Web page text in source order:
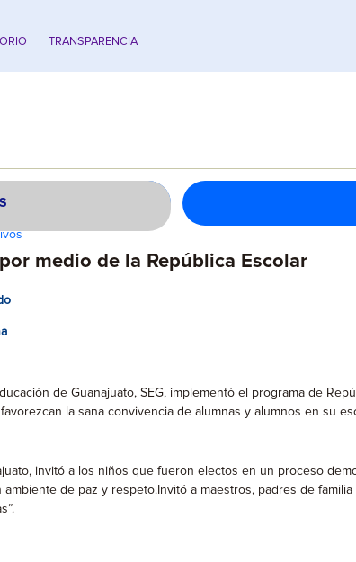
TRANSPARENCIA
medio de la República Escolar
de Guanajuato, SEG, implementó el programa de
la sana convivencia de alumnas y alumnos en su
invitó a los niños que fueron electos en un proceso
de paz y respeto.Invitó a maestros, padres de